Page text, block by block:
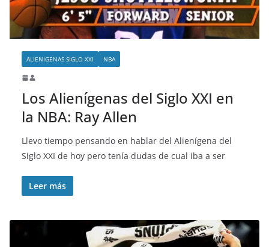
ALIENIGENAS SIGLO XXI NBA
Los Alienígenas del Siglo XXI en
la NBA: Ray Allen
Llevo tiempo pensando en hablar del Alienígena del
Siglo XXI de hoy pero tenía dudas de cual iba a ser
Leer más